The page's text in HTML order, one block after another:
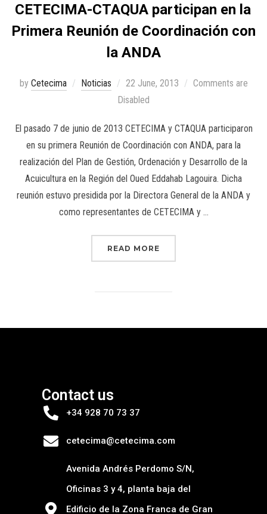
CETECIMA-CTAQUA participan en la
Primera Reunión de Coordinación con
la ANDA
by Cetecima Noticias 22 June, 2013
Comments are
Disabled
El pasado 7 de junio de 2013 CETECIMA y CTAQUA participaron
en su primera Reunión de Coordinación con ANDA, para la
realización del Plan de Gestión, Ordenación y Desarrollo de la
Acuicultura en la Región del Oued Eddahab Lagouira. Dicha
reunión estuvo presidida por la Directora General de la ANDA y
como representantes de CETECIMA y …
READ MORE
Contact us
+34 928 70 73 37
cetecima@cetecima.com
Avenida Andrés Perdomo S/N,
Oficinas 3 y 4, planta baja del
Edificio de la Zona Franca de Gran